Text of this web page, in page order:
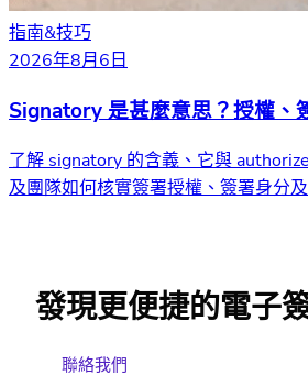
指南&技巧
2026年8月6日
Signatory 是甚麼意思？授權、
了解 signatory 的含義、它與
及團隊如何核實簽署授權、簽署身分
發現更便捷的電子
聯絡我們